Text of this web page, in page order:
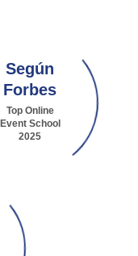
Según
Forbes
Top Online
Event School
2025